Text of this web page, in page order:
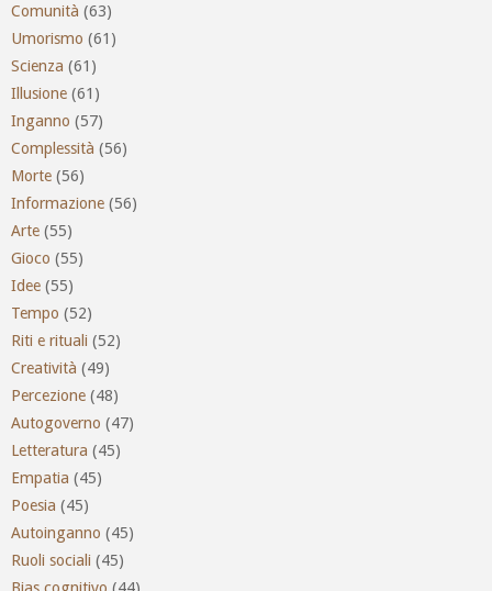
Comunità (63)
Umorismo (61)
Scienza (61)
Illusione (61)
Inganno (57)
Complessità (56)
Morte (56)
Informazione (56)
Arte (55)
Gioco (55)
Idee (55)
Tempo (52)
Riti e rituali (52)
Creatività (49)
Percezione (48)
Autogoverno (47)
Letteratura (45)
Empatia (45)
Poesia (45)
Autoinganno (45)
Ruoli sociali (45)